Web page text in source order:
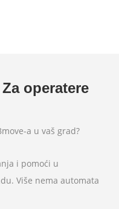
operatere
a u vaš grad?
i pomoći u
Više nema automata